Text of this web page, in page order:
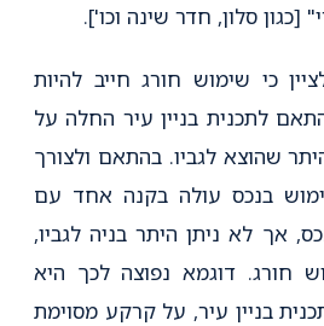
[כגון סלון, חדר שינה וכו'].
כי שימוש חורג חייב להיות
לתכנית בניין עיר החלה על
שהוצא לגביו. בהתאם ולצורך
בנכס עולה בקנה אחד עם
אך לא ניתן היתר בניה לגביו,
חורג. דוגמא נפוצה לכך היא
בניין עיר, על קרקע מסוימת